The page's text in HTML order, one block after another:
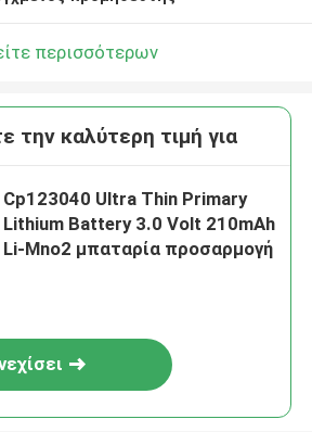
περισσότερων
την καλύτερη τιμή για
Cp123040 Ultra Thin Primary
Lithium Battery 3.0 Volt 210mAh
Li-Mno2 μπαταρία προσαρμογή